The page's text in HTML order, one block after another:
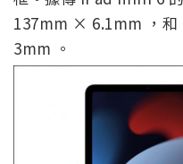
137mm × 6.1mm ，和
3mm 。